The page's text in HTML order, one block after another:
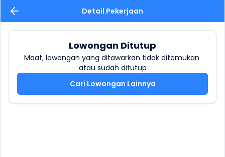
Detail Pekerjaan
Lowongan Ditutup
Maaf, lowongan yang ditawarkan tidak ditemukan
atau sudah ditutup
Cari Lowongan Lainnya